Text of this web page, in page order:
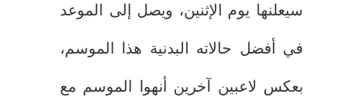
سيعلنها يوم الإثنين، ويصل إلى الموعد
في أفضل حالاته البدنية هذا الموسم،
بعكس لاعبين آخرين أنهوا الموسم مع